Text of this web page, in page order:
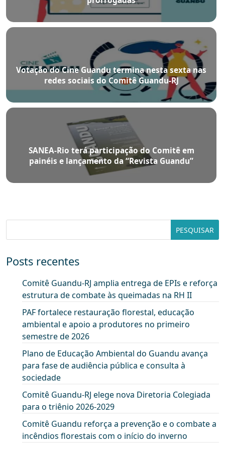
Votação do Cine Guandu termina nesta sexta nas
redes sociais do Comitê Guandu-RJ
SANEA-Rio terá participação do Comitê em
painéis e lançamento da “Revista Guandu”
Posts recentes
Comitê Guandu-RJ amplia entrega de EPIs e reforça
estrutura de combate às queimadas na RH II
PAF fortalece restauração florestal, educação
ambiental e apoio a produtores no primeiro
semestre de 2026
Plano de Educação Ambiental do Guandu avança
para fase de audiência pública e consulta à
sociedade
Comitê Guandu-RJ elege nova Diretoria Colegiada
para o triênio 2026-2029
Comitê Guandu reforça a prevenção e o combate a
incêndios florestais com o início do inverno